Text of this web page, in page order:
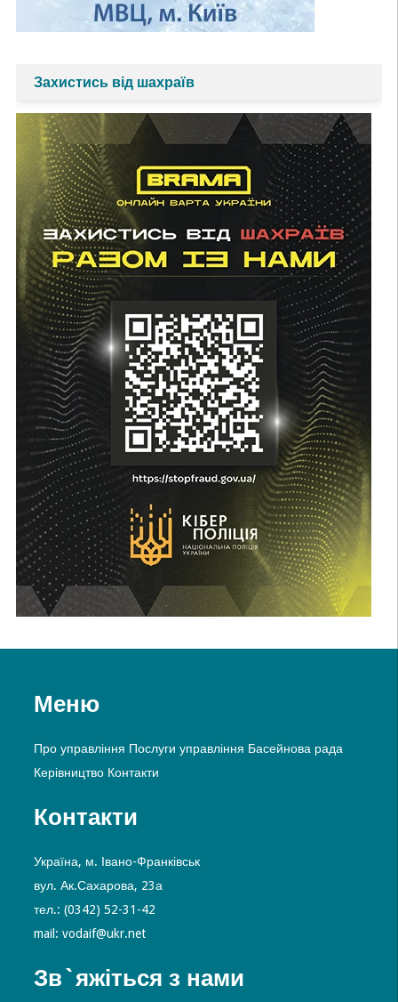
Захистись від шахраїв
Меню
Про управління Послуги управління Басейнова рада
Керівництво Контакти
Контакти
Україна, м. Івано-Франківськ
вул. Ак.Сахарова, 23а
тел.: (0342) 52-31-42
mail: vodaif@ukr.net
Зв`яжіться з нами